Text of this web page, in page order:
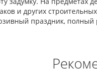
и других
праздник, полный